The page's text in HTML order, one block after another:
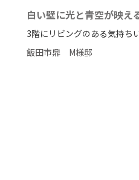
白い壁に光と青空が映え
3階にリビングのある気持ち
飯田市鼎
M様邸